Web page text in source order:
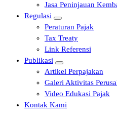
Jasa Peninjauan
Regulasi
Peraturan Pajak
Tax Treaty
Link Referensi
Publikasi
Artikel Perpajakan
Galeri Aktivitas
Video Edukasi Pajak
Kontak Kami